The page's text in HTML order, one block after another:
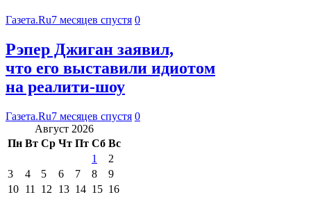
Газета.Ru7 месяцев спустя 0
Рэпер Джиган заявил,
что его выставили идиотом
на реалити-шоу
Газета.Ru7 месяцев спустя 0
Август 2026
Пн Вт Ср Чт Пт Сб Вс
1
2
3
4 5 6 7 8
9
10 11 12 13 14 15 16